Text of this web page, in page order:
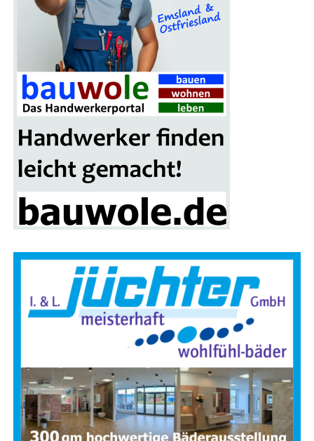
Tipp zur Buchung: Nut­zen Sie per­
sön­li­che Bera­tung vor Ort
Gibt es Unsi­cher­hei­ten, wel­ches Resort oder wel­che
Regi­on am bes­ten passt? Erfah­re­ne Rei­se-Exper­ten
unter­stüt­zen ger­ne bei der Aus­wahl. Die Pro­fis von
land PRO­FiL Rei­senken­nen die bes­ten Fami­li­en­ho­tels
per­sön­lich und bera­ten indi­vi­du­ell zu kin­der­freund­li­chen
Anla­gen, opti­ma­len Flug­zei­ten und fle­xi­blen
Tarifoptionen.
Besu­chen Sie die Rei­se-Exper­ten vor Ort in den
Filialen: